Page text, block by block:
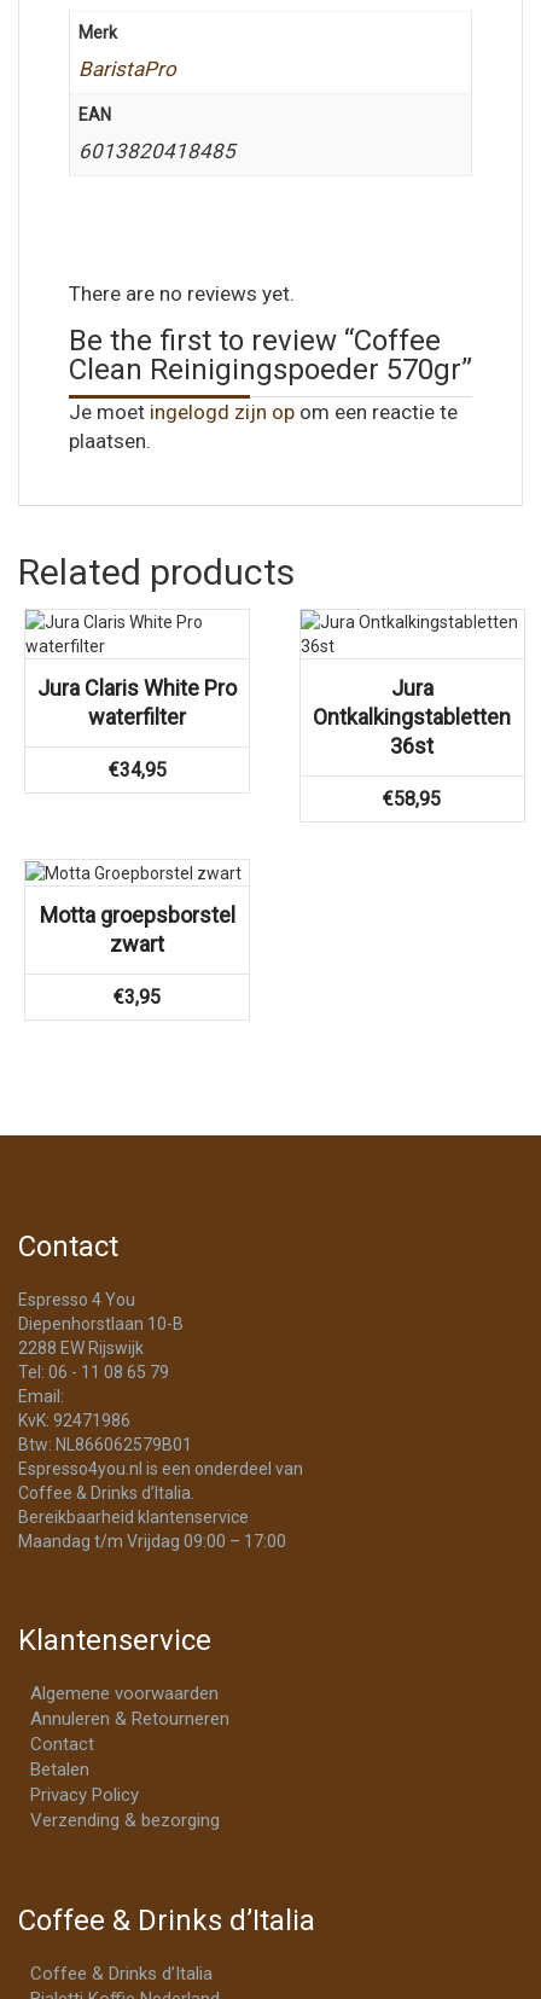
Merk
BaristaPro
EAN
6013820418485
There are no reviews yet.
Be the first to review “Coffee
Clean Reinigingspoeder 570gr”
Je moet ingelogd zijn op om een reactie te
plaatsen.
Related products
Jura Claris White Pro
waterfilter
€34,95
Jura
Ontkalkingstabletten
36st
€58,95
Motta groepsborstel
zwart
€3,95
Contact
Espresso 4 You
Diepenhorstlaan 10-B
2288 EW Rijswijk
Tel: 06 - 11 08 65 79
Email:
KvK: 92471986
Btw: NL866062579B01
Espresso4you.nl is een onderdeel van
Coffee & Drinks d’Italia.
Bereikbaarheid klantenservice
Maandag t/m Vrijdag 09:00 – 17:00
Klantenservice
Algemene voorwaarden
Annuleren & Retourneren
Contact
Betalen
Privacy Policy
Verzending & bezorging
Coffee & Drinks d’Italia
Coffee & Drinks d’Italia